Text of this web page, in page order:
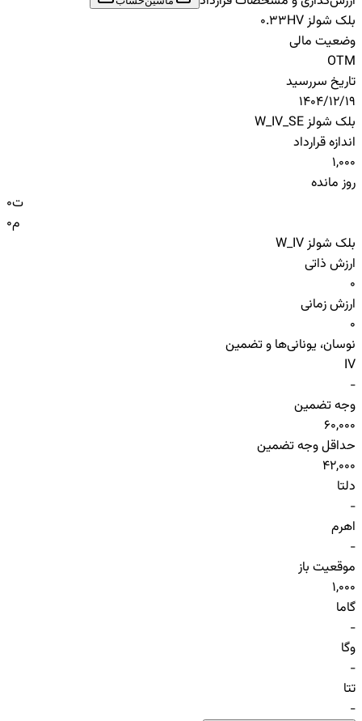
بلک شولز HV
0.33
وضعیت مالی
OTM
تاریخ سررسید
1404/12/19
بلک شولز W_IV_SE
اندازه قرارداد
1,000
روز مانده
0ت
0م
بلک شولز W_IV
ارزش ذاتی
0
ارزش زمانی
0
نوسان، یونانی‌ها و تضمین
IV
-
وجه تضمین
60,000
حداقل وجه تضمین
42,000
دلتا
-
اهرم
-
موقعیت باز
1,000
گاما
-
وگا
-
تتا
-